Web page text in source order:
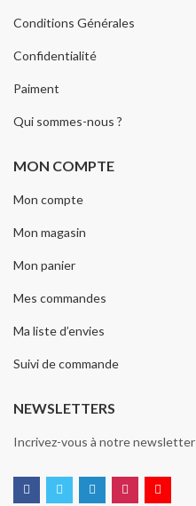
Conditions Générales
Confidentialité
Paiment
Qui sommes-nous ?
MON COMPTE
Mon compte
Mon magasin
Mon panier
Mes commandes
Ma liste d’envies
Suivi de commande
NEWSLETTERS
Incrivez-vous à notre newsletter